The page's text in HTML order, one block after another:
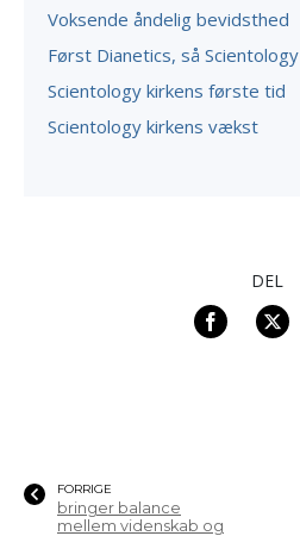
Voksende åndelig bevidsthed
Først Dianetics, så Scientology
Scientology kirkens første tid
Scientology kirkens vækst
DEL
FORRIGE
bringer balance
mellem videnskab og